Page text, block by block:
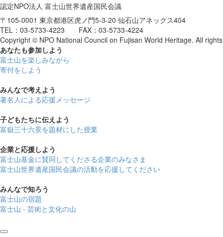
認定NPO法人 富士山世界遺産国民会議
〒105-0001 東京都港区虎ノ門5-3-20 仙石山アネックス404
TEL：03-5733-4223 FAX：03-5733-4224
Copyright © NPO National Council on Fujisan World Heritage. All
あなたも参加しよう
富士山を楽しみながら
寄付をしよう
みんなで考えよう
著名人による応援メッセージ
子どもたちに伝えよう
富嶽三十六景を題材にした授業
企業と応援しよう
富士山基金に賛同してくださる企業のみなさま
富士山世界遺産国民会議の活動を応援してください
みんなで知ろう
富士山の宿題
富士山 - 芸術と文化の山